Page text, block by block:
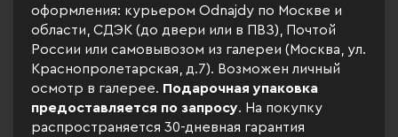
оформления: курьером Odnajdy по Москве и
области, СДЭК (до двери или в ПВЗ), Почтой
России или самовывозом из галереи (Москва, ул.
Краснопролетарская, д.7). Возможен личный
осмотр в галерее. Подарочная упаковка
предоставляется по запросу. На покупку
распространяется 30-дневная гарантия